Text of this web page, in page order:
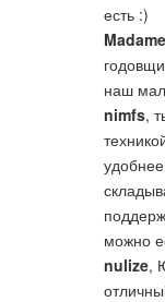
есть :)
наш
nimfs,
можно
nulize,